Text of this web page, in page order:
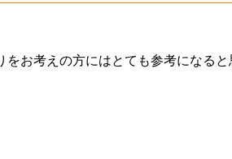
お考えの方にはとても参考になると